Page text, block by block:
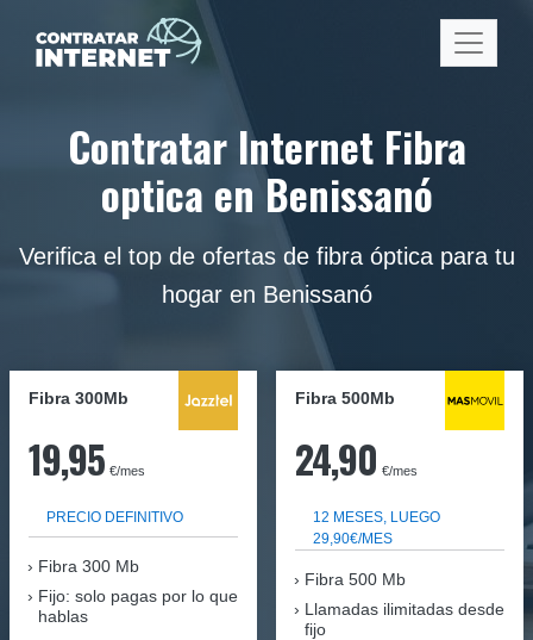
Contratar Internet Fibra
optica en Benissanó
Verifica el top de ofertas de fibra óptica para tu
hogar en Benissanó
Fibra 300Mb
19,95 €/mes
PRECIO DEFINITIVO
Fibra 300 Mb
Fijo: solo pagas por lo que
hablas
Fibra 500Mb
24,90 €/mes
12 MESES, LUEGO
29,90€/MES
Fibra 500 Mb
Llamadas ilimitadas desde
fijo